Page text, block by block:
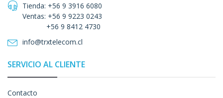
Tienda: +56 9 3916 6080
Ventas: +56 9 9223 0243
+56 9 8412 4730
info@trxtelecom.cl
SERVICIO AL CLIENTE
Contacto